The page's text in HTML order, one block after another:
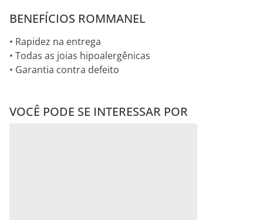
BENEFÍCIOS ROMMANEL
• Rapidez na entrega
• Todas as joias hipoalergênicas
• Garantia contra defeito
VOCÊ PODE SE INTERESSAR POR